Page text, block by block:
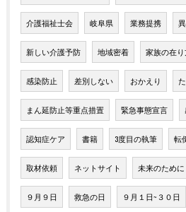
介護福祉士会 岐阜県 業務提携
新しい介護予防 地域密着 家族の在
感染防止 差別しない おかえり
まん延防止等重点措置 緊急事態宣言
認知症ケア 書籍 3度目の執筆 転
取材依頼 ネットサイト 未来のために
９月９日 救急の日 ９月１日~３０日